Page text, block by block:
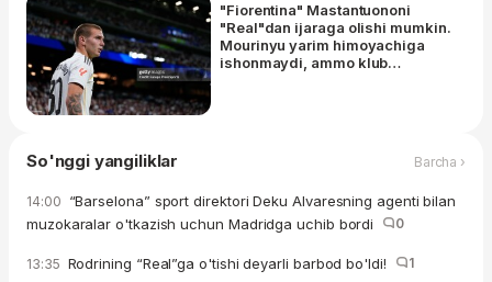
"Fiorentina" Mastantuononi
"Real"dan ijaraga olishi mumkin.
Mourinyu yarim himoyachiga
ishonmaydi, ammo klub
So'nggi yangiliklar Barcha ›
14:00 “Barselona” sport direktori Deku Alvaresning agenti bilan
muzokaralar o'tkazish uchun Madridga uchib bordi
0
13:35 Rodrining “Real”ga o'tishi deyarli barbod bo'ldi! 1